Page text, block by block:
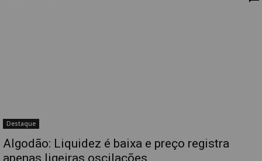
Destaque
Algodão: Liquidez é baixa e preço registra
apenas ligeiras oscilações